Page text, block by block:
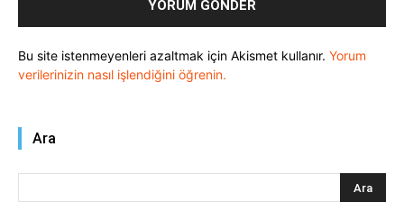
Bu site istenmeyenleri azaltmak için Akismet kullanır. Yorum
verilerinizin nasıl işlendiğini öğrenin.
Ara